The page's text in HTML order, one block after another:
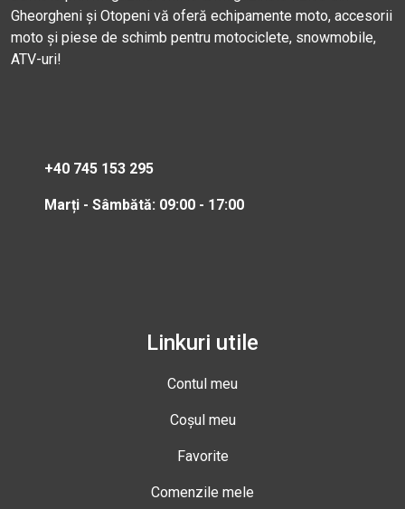
Gheorgheni și Otopeni vă oferă echipamente moto, accesorii
moto și piese de schimb pentru motociclete, snowmobile,
ATV-uri!
+40 745 153 295
Marți - Sâmbătă: 09:00 - 17:00
Linkuri utile
Contul meu
Coșul meu
Favorite
Comenzile mele